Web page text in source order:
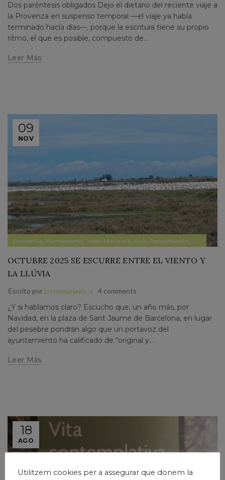
Dos paréntesis obligados Dejo el dietario del reciente viaje a
la Provenza en suspenso temporal —el viaje ya había
terminado hacía días—, porque la escritura tiene su propio
ritmo, el que es posible, compuesto de...
Leer Más
09
NOV
Economía, Humanismo, Josep Maria Via, País, Pensamiento, Política
OCTUBRE 2025 SE ESCURRE ENTRE EL VIENTO Y
LA LLÚVIA
Escrito por josepmariavia 4 comments
¿Y si hablamos claro? Escucho que, un año más, por
Navidad, en la plaza de Sant Jaume de Barcelona, en lugar
del pesebre pondrán algo que un portavoz del
ayuntamiento ha calificado de “original y...
Leer Más
18
AGO
Utilitzem cookies per a assegurar que donem la